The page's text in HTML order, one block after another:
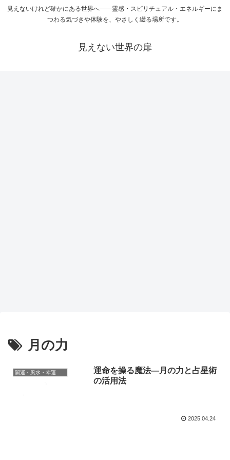
見えないけれど確かにある世界へ――霊感・スピリチュアル・エネルギーにま
つわる気づきや体験を、やさしく綴る場所です。
見えない世界の扉
月の力
運命を操る魔法—月の力と占星術
の活用法
2025.04.24